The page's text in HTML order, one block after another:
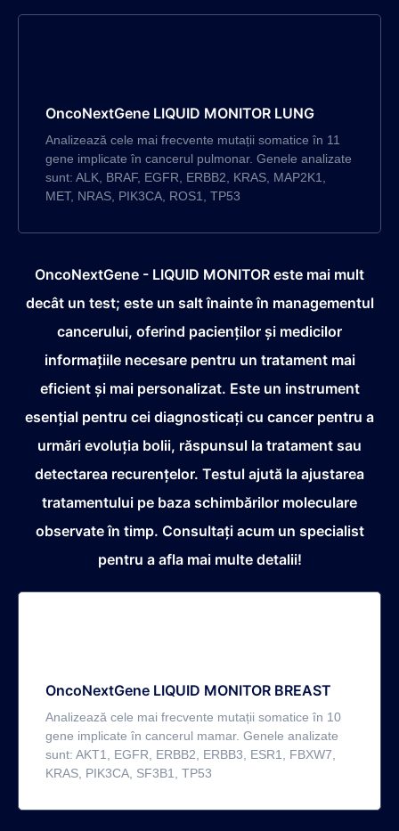
OncoNextGene LIQUID MONITOR LUNG
Analizează cele mai frecvente mutații somatice în 11
gene implicate în cancerul pulmonar. Genele analizate
sunt: ALK, BRAF, EGFR, ERBB2, KRAS, MAP2K1,
MET, NRAS, PIK3CA, ROS1, TP53
OncoNextGene - LIQUID MONITOR este mai mult
decât un test; este un salt înainte în managementul
cancerului, oferind pacienților și medicilor
informațiile necesare pentru un tratament mai
eficient și mai personalizat. Este un instrument
esențial pentru cei diagnosticați cu cancer pentru a
urmări evoluția bolii, răspunsul la tratament sau
detectarea recurențelor. Testul ajută la ajustarea
tratamentului pe baza schimbărilor moleculare
observate în timp. Consultați acum un specialist
pentru a afla mai multe detalii!
OncoNextGene LIQUID MONITOR BREAST
Analizează cele mai frecvente mutații somatice în 10
gene implicate în cancerul mamar. Genele analizate
sunt: AKT1, EGFR, ERBB2, ERBB3, ESR1, FBXW7,
KRAS, PIK3CA, SF3B1, TP53